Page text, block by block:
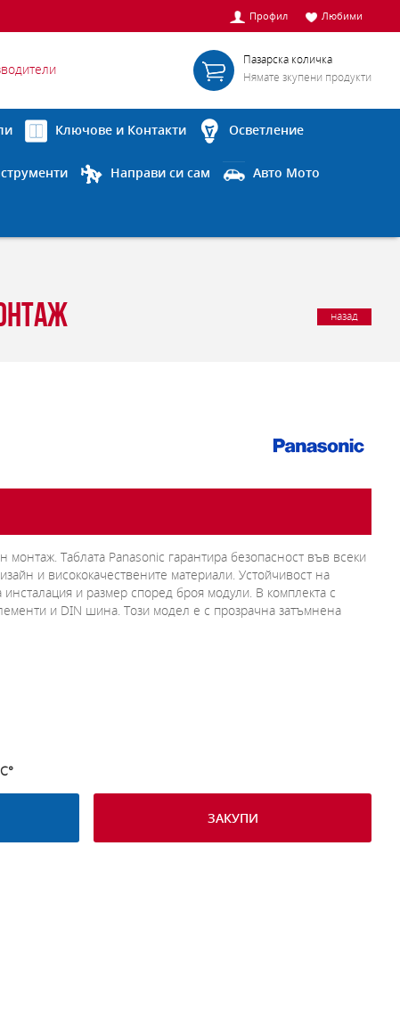
Профил Любими
Пазарска количка
Нямате зкупени продукти
Ключове и Контакти Осветление
Направи си сам Авто Мото
назад
монтаж. Таблата Panasonic гарантира безопасност във всеки
и висококачествените материали. Устойчивост на
и размер според броя модули. В комплекта с
и DIN шина. Този модел е с прозрачна затъмнена
ЗАКУПИ